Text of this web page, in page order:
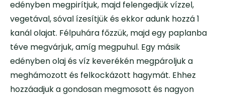
edényben megpirítjuk, majd felengedjük vízzel,
vegetával, sóval ízesítjük és ekkor adunk hozzá 1
kanál olajat. Félpuhára főzzük, majd egy paplanba
téve megvárjuk, amíg megpuhul. Egy másik
edényben olaj és víz keverékén megpároljuk a
meghámozott és felkockázott hagymát. Ehhez
hozzáadjuk a gondosan megmosott és nagyon